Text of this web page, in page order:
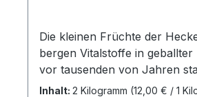
Die kleinen Früchte der
bergen Vitalstoffe in
vor tausenden von Jahren
knallroten Hagebutten
Inhalt: 2 Kilogramm (12,00 € / 1